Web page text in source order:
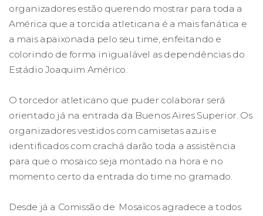
organizadores estão querendo mostrar para toda a
América que a torcida atleticana é a mais fanática e
a mais apaixonada pelo seu time, enfeitando e
colorindo de forma inigualável as dependências do
Estádio Joaquim Américo.
O torcedor atleticano que puder colaborar será
orientado já na entrada da Buenos Aires Superior. Os
organizadores vestidos com camisetas azuis e
identificados com crachá darão toda a assistência
para que o mosaico seja montado na hora e no
momento certo da entrada do time no gramado.
Desde já a Comissão de Mosaicos agradece a todos